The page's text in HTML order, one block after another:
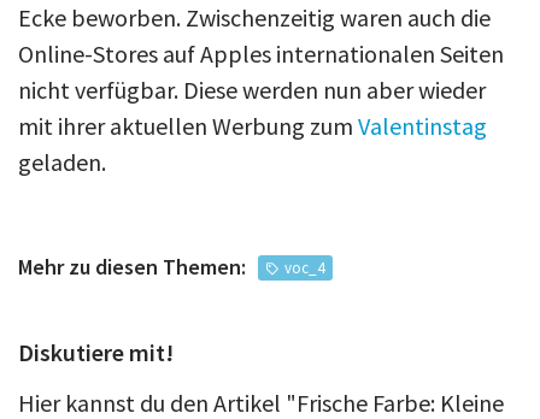
Ecke beworben. Zwischenzeitig waren auch die
Online-Stores auf Apples internationalen Seiten
nicht verfügbar. Diese werden nun aber wieder
mit ihrer aktuellen Werbung zum Valentinstag
geladen.
Mehr zu diesen Themen: voc_4
Diskutiere mit!
Hier kannst du den Artikel "Frische Farbe: Kleine